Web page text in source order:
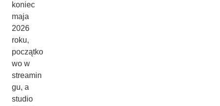
koniec
maja
2026
roku,
początko
wo w
streamin
gu, a
studio